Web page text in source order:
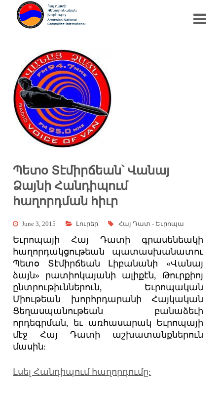
Պետօ Տէմիրճեան՝ Վանայ
Ձայնի Հանդիպում
հաղորդման հիւր
June 3, 2015 Լուրեր Հայ Դատ - Եւրոպա
Եւրոպայի Հայ Դատի գրասենեակի
հաղորդակցութեան պատասխանատու
Պետօ Տէմիրճեան Լիբանանի «Վանայ
ձայն» րատիոկայանի ալիքէն, Թուրքիոյ
ընտրութիւններուն, Եւրոպական
Միութեան խորհրդարանի Հայկական
Ցեղասպանութեան բանաձեւի
որդեգրման, եւ առհասարակ Եւրոպայի
մէջ Հայ Դատի աշխատանքներուն
մասին:
Լսել Հանդիպում հաղորդումը: